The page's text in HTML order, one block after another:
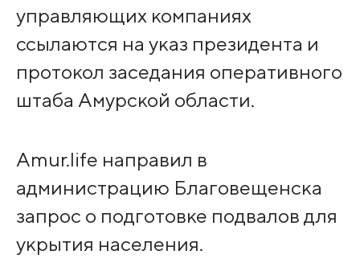
управляющих компаниях
ссылаются на указ президента и
протокол заседания оперативного
штаба Амурской области.
Amur.life направил в
администрацию Благовещенска
запрос о подготовке подвалов для
укрытия населения.